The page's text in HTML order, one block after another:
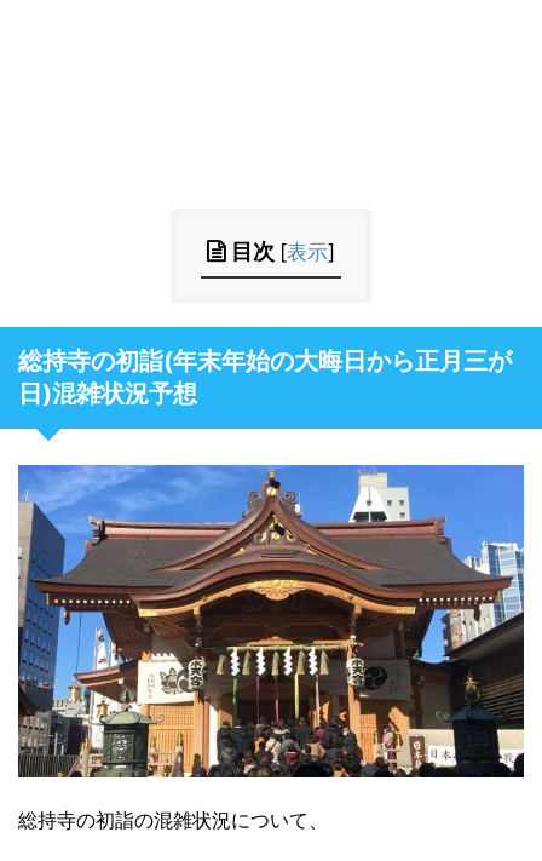
目次 [表示]
総持寺の初詣(年末年始の大晦日から正月三が
日)混雑状況予想
総持寺の初詣の混雑状況について、